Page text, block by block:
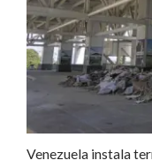
Venezuela instala